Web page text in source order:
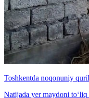
Toshkentda noqonuniy
Natijada yer maydoni